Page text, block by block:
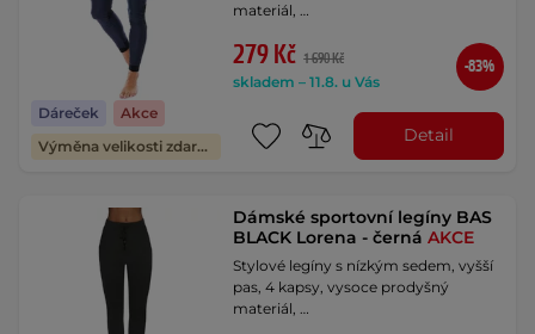
Dáreček
Akce
Výměna velikosti zdarma
materiál, …
279 Kč 1 690 Kč
skladem – 11.8. u Vás
-83%
Detail
Dámské sportovní legíny BAS
BLACK Lorena - černáAKCE
Stylové legíny s nízkým sedem, vyšší
pas, 4 kapsy, vysoce prodyšný
materiál, …